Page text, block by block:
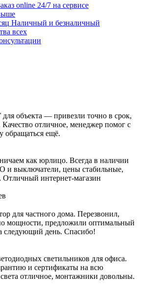
online 24/7 на сервисе
Наличный и безналичный
всех
объекта — привезли точно в срок,
Качество отличное, менеджер помог с
обращаться ещё.
как юрлицо. Всегда в наличии
и выключатели, цены стабильные,
Отличный интернет-магазин
для частного дома. Перезвонил,
мощности, предложили оптимальный
следующий день. Спасибо!
светильников для офиса.
и сертификаты на всю
отличное, монтажники довольны.